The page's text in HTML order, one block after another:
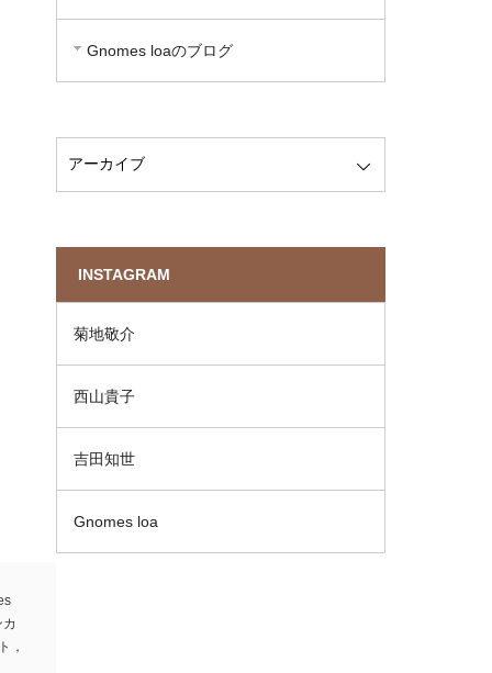
，
Gnomes loaのブログ
INSTAGRAM
菊地敬介
西山貴子
吉田知世
Gnomes loa